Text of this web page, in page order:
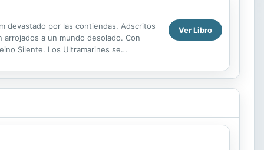
devastado por las contiendas. Adscritos
arrojados a un mundo desolado. Con
Silente. Los Ultramarines se
Ver Libro